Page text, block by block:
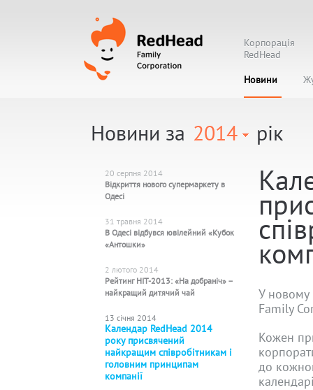
Корпорація
RedHead
Новини
Новини за 2014 рік
20 серпня 2014
Відкриття нового супермаркету в
Одесі
31 травня 2014
В Одесі відбувся ювілейний «Кубок
«Антошки»
2 лютого 2014
Рейтинг HIT-2013: «На добраніч» –
найкращий дитячий чай
13 січня 2014
Календар RedHead 2014
року присвячений
найкращим співробітникам і
головним принципам
компанії
У новому
Family
Кожен
до